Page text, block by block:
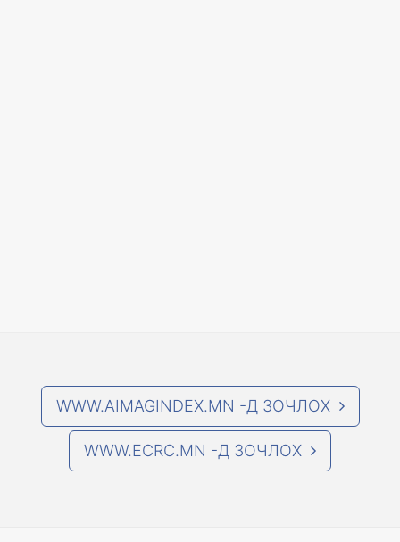
WWW.AIMAGINDEX.MN -Д ЗОЧЛОХ
WWW.ECRC.MN -Д ЗОЧЛОХ